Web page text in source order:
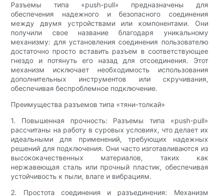
Разъемы типа «push-pull» предназначены для
обеспечения надежного и безопасного соединения
между двумя устройствами или компонентами. Они
получили свое название благодаря уникальному
механизму: для установления соединения пользователю
достаточно просто вставить разъем в соответствующее
гнездо и потянуть его назад для отсоединения. Этот
механизм исключает необходимость использования
дополнительных инструментов или скручивания,
обеспечивая беспроблемное подключение.
Преимущества разъемов типа «тяни-толкай»
1. Повышенная прочность: Разъемы типа «push-pull»
рассчитаны на работу в суровых условиях, что делает их
идеальными для применений, требующих надежных
решений для подключения. Они часто изготавливаются из
высококачественных материалов, таких как
нержавеющая сталь или прочный пластик, обеспечивая
устойчивость к пыли, влаге и вибрациям.
2. Простота соединения и разъединения: Механизм